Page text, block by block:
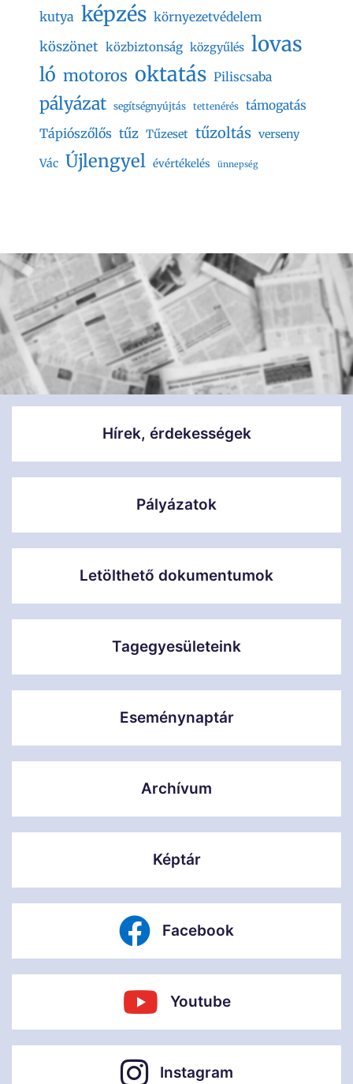
kutya képzés környezetvédelem
köszönet közbiztonság közgyűlés lovas
ló motoros oktatás Piliscsaba
pályázat segítségnyújtás tettenérés támogatás
Tápiószőlős tűz Tűzeset tűzoltás verseny
Vác Újlengyel évértékelés ünnepség
Hírek, érdekességek
Pályázatok
Letölthető dokumentumok
Tagegyesületeink
Eseménynaptár
Archívum
Képtár
Facebook
Youtube
Instagram